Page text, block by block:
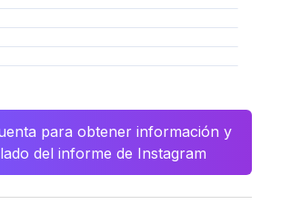
para obtener información y
del informe de Instagram